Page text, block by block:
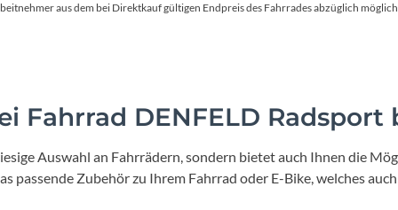
aus dem bei Direktkauf gültigen Endpreis des Fahrrades abzüglich
Fahrrad DENFELD Radsport
Auswahl an Fahrrädern, sondern bietet auch Ihnen die
passende Zubehör zu Ihrem Fahrrad oder E-Bike, welches